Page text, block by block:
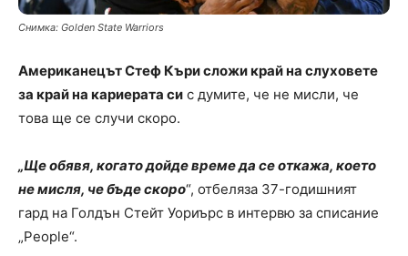
Снимкa: Golden State Warriors
Американецът Стеф Къри сложи край на слуховете
за край на кариерата си с думите, че не мисли, че
това ще се случи скоро.
„Ще обявя, когато дойде време да се откажа, което
не мисля, че бъде скоро“, отбеляза 37-годишният
гард на Голдън Стейт Уориърс в интервю за списание
„People“.